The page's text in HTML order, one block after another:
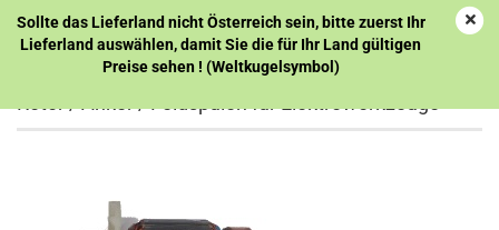
Sollte das Lieferland nicht Österreich sein, bitte zuerst Ihr
Lieferland auswählen, damit Sie die für Ihr Land gültigen
Preise sehen ! (Weltkugelsymbol)